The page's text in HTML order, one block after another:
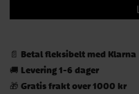
📄 Betal fleksibelt med Klarna
🚚 Levering 1-6 dager
🎁 Gratis frakt over 1000 kr